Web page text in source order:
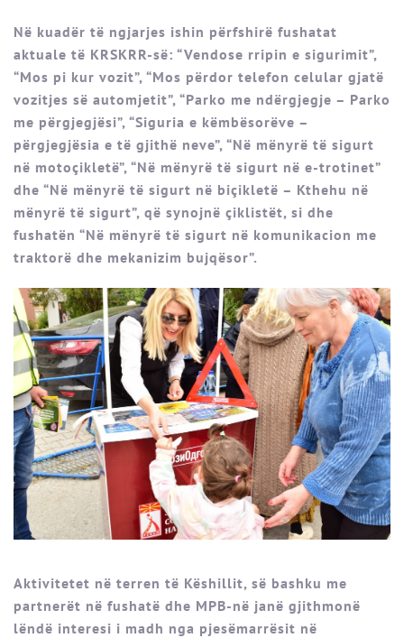
Në kuadër të ngjarjes ishin përfshirë fushatat
aktuale të KRSKRR-së: “Vendose rripin e sigurimit”,
“Mos pi kur vozit”, “Mos përdor telefon celular gjatë
vozitjes së automjetit”, “Parko me ndërgjegje – Parko
me përgjegjësi”, “Siguria e këmbësorëve –
përgjegjësia e të gjithë neve”, “Në mënyrë të sigurt
në motoçikletë”, “Në mënyrë të sigurt në e-trotinet”
dhe “Në mënyrë të sigurt në biçikletë – Kthehu në
mënyrë të sigurt”, që synojnë çiklistët, si dhe
fushatën “Në mënyrë të sigurt në komunikacion me
traktorë dhe mekanizim bujqësor”.
Aktivitetet në terren të Këshillit, së bashku me
partnerët në fushatë dhe MPB-në janë gjithmonë
lëndë interesi i madh nga pjesëmarrësit në